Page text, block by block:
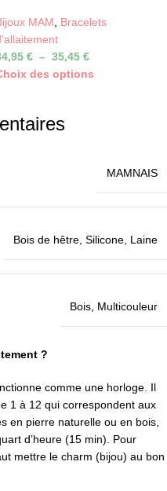
MAM, Bracelets
€ – 35,45 €
des options
MAMNAIS
Bois de hêtre, Silicone, Laine
Bois, Multicouleur
?
comme une horloge. Il
1 à 12 qui correspondent aux
en pierre naturelle ou en bois,
d’heure (15 min). Pour
mettre le charm (bijou) au bon